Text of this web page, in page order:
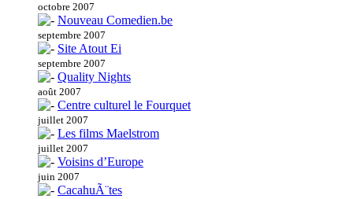
octobre 2007
Nouveau Comedien.be
septembre 2007
Site Atout Ei
septembre 2007
Quality Nights
août 2007
Centre culturel le Fourquet
juillet 2007
Les films Maelstrom
juillet 2007
Voisins d’Europe
juin 2007
CacahuÃ¨tes